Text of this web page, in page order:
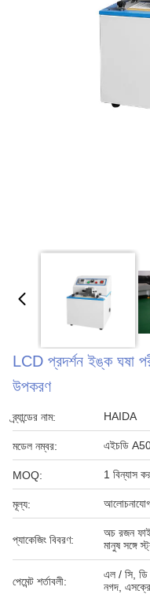
LCD প্রদর্শন ইঙ্ক ঘষা
উপকরণ
ব্র্যান্ডের নাম: HAIDA
মডেল নম্বর: এইচডি
MOQ: 1 বিন্যাস
মূল্য:
প্যাকেজিং বিবরণ:
অচ রজন
মানুষ সঙ্গে
পেমেন্ট শর্তাবলী:
এল / সি, ডি
নগদ,